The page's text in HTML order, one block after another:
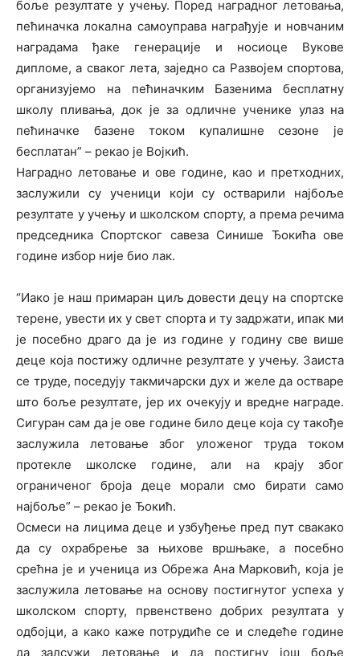
боље резултате у учењу. Поред наградног летовања,
пећиначка локална самоуправа награђује и новчаним
наградама ђаке генерације и носиоце Вукове
дипломе, а сваког лета, заједно са Развојем спортова,
организујемо на пећиначким Базенима бесплатну
школу пливања, док је за одличне ученике улаз на
пећиначке базене током купалишне сезоне је
бесплатан” – рекао је Војкић.
Наградно летовање и ове године, као и претходних,
заслужили су ученици који су остварили најбоље
резултате у учењу и школском спорту, а према речима
председника Спортског савеза Синише Ђокића ове
године избор није био лак.
“Иако је наш примаран циљ довести децу на спортске
терене, увести их у свет спорта и ту задржати, ипак ми
је посебно драго да је из године у годину све више
деце која постижу одличне резултате у учењу. Заиста
се труде, поседују такмичарски дух и желе да остваре
што боље резултате, јер их очекују и вредне награде.
Сигуран сам да је ове године било деце која су такође
заслужила летовање због уложеног труда током
протекле школске године, али на крају због
ограниченог броја деце морали смо бирати само
најбоље” – рекао је Ђокић.
Осмеси на лицима деце и узбуђење пред пут свакако
да су охрабрење за њихове вршњаке, а посебно
срећна је и ученица из Обрежа Ана Марковић, која је
заслужила летовање на основу постигнутог успеха у
школском спорту, првенствено добрих резултата у
одбојци, а како каже потрудиће се и следеће године
да залсужи летовање и да постигну још боље